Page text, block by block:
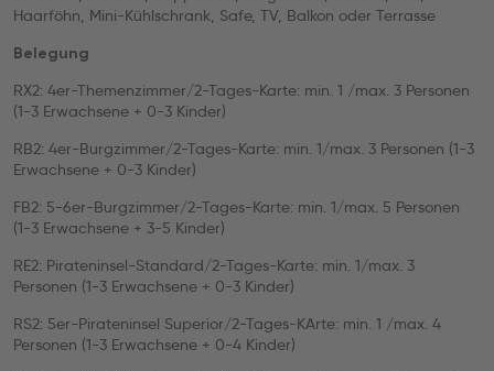
Haarföhn, Mini-Kühlschrank, Safe, TV, Balkon oder Terrasse
Belegung
RX2: 4er-Themenzimmer/2-Tages-Karte: min. 1 /max. 3 Personen
(1-3 Erwachsene + 0-3 Kinder)
RB2: 4er-Burgzimmer/2-Tages-Karte: min. 1/max. 3 Personen (1-3
Erwachsene + 0-3 Kinder)
FB2: 5-6er-Burgzimmer/2-Tages-Karte: min. 1/max. 5 Personen
(1-3 Erwachsene + 3-5 Kinder)
RE2: Pirateninsel-Standard/2-Tages-Karte: min. 1/max. 3
Personen (1-3 Erwachsene + 0-3 Kinder)
RS2: 5er-Pirateninsel Superior/2-Tages-KArte: min. 1 /max. 4
Personen (1-3 Erwachsene + 0-4 Kinder)